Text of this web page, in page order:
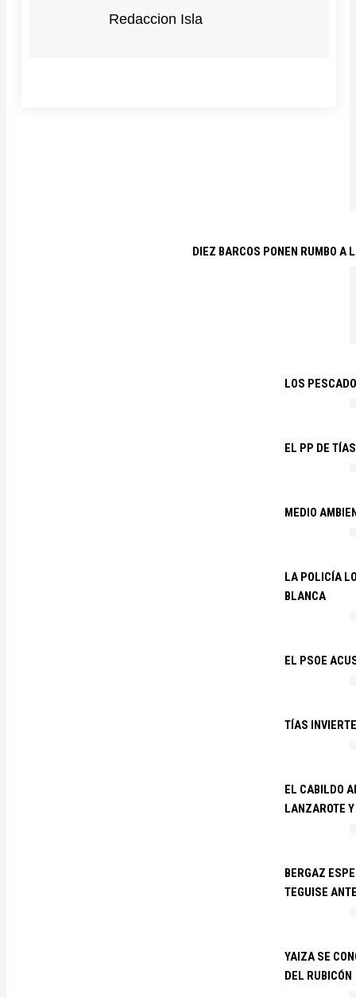
Redaccion Isla
DIEZ BARCOS PONEN RUMBO A
LOS
EL PP DE
MEDIO
LA POLICÍA
BLANCA
EL PSOE
TÍAS
EL CABILDO
LANZAROTE
BERGAZ
TEGUISE
YAIZA SE
DEL RUBICÓN